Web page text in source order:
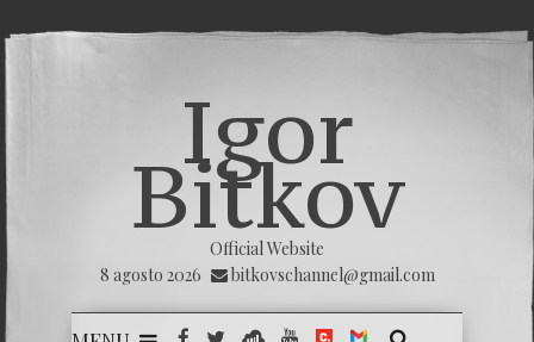
Igor
Bitkov
Official Website
8 agosto 2026
bitkovschannel@gmail.com